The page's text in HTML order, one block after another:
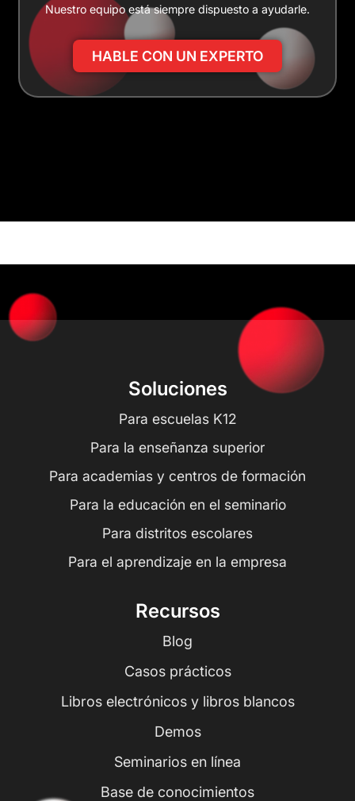
Nuestro equipo está siempre dispuesto a ayudarle.
HABLE CON UN EXPERTO
Soluciones
Para escuelas K12
Para la enseñanza superior
Para academias y centros de formación
Para la educación en el seminario
Para distritos escolares
Para el aprendizaje en la empresa
Recursos
Blog
Casos prácticos
Libros electrónicos y libros blancos
Demos
Seminarios en línea
Base de conocimientos